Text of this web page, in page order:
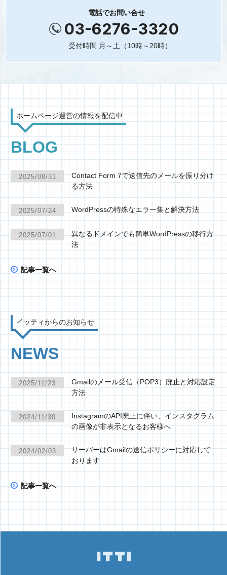
電話でお問い合せ
03-6276-3320
受付時間 月～土（10時～20時）
ホームページ運営の情報を配信中
BLOG
2025/08/31
Contact Form 7で送信先のメールを振り分け
る方法
2025/07/24 WordPressの特殊なエラー集と解決方法
2025/07/01
異なるドメインでも簡単WordPressの移行方
法
記事一覧へ
イッティからのお知らせ
NEWS
2025/11/23
Gmailのメール受信（POP3）廃止と対応設定
方法
2024/11/30
InstagramのAPI廃止に伴い、インスタグラム
の画像が非表示となるお客様へ
2024/02/03
サーバーはGmailの送信ポリシーに対応して
おります
記事一覧へ